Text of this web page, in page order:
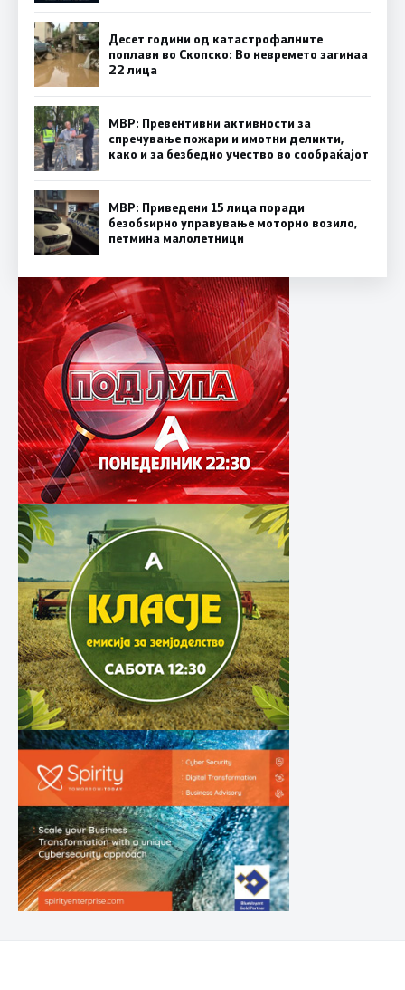
Десет години од катастрофалните
поплави во Скопско: Во невремето загинаа
22 лица
МВР: Превентивни активности за
спречување пожари и имотни деликти,
како и за безбедно учество во сообраќајот
МВР: Приведени 15 лица поради
безобѕирно управување моторно возило,
петмина малолетници